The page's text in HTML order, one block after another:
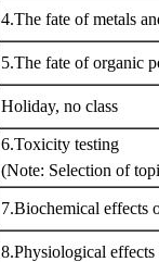
4.The fate of metals
5.The fate of organic
Holiday, no class
6.Toxicity testing
(Note: Selection of
7.Biochemical
8.Physiological